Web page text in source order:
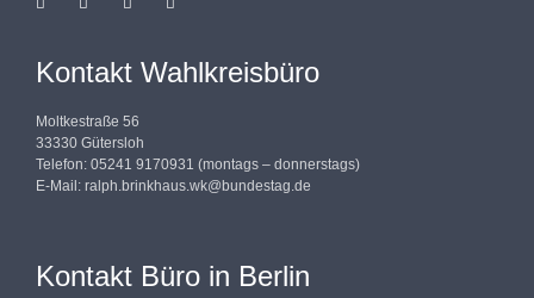
Kontakt Wahlkreisbüro
Moltkestraße 56
33330 Gütersloh
Telefon: 05241 9170931 (montags – donnerstags)
E-Mail: ralph.brinkhaus.wk@bundestag.de
Kontakt Büro in Berlin